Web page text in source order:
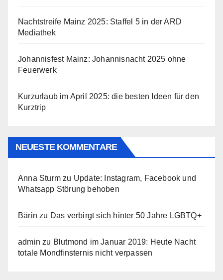
Nachtstreife Mainz 2025: Staffel 5 in der ARD
Mediathek
Johannisfest Mainz: Johannisnacht 2025 ohne
Feuerwerk
Kurzurlaub im April 2025: die besten Ideen für den
Kurztrip
NEUESTE KOMMENTARE
Anna Sturm zu Update: Instagram, Facebook und
Whatsapp Störung behoben
Bärin zu Das verbirgt sich hinter 50 Jahre LGBTQ+
admin zu Blutmond im Januar 2019: Heute Nacht
totale Mondfinsternis nicht verpassen